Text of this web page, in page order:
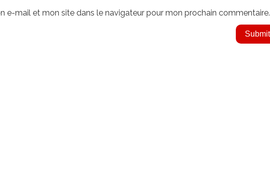
e-mail et mon site dans le navigateur pour mon prochain commentaire.